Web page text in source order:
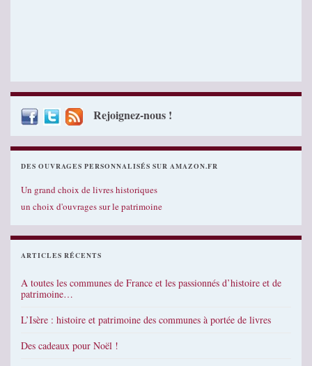
Rejoignez-nous !
DES OUVRAGES PERSONNALISÉS SUR AMAZON.FR
Un grand choix de livres historiques
un choix d'ouvrages sur le patrimoine
ARTICLES RÉCENTS
A toutes les communes de France et les passionnés d’histoire et de
patrimoine…
L’Isère : histoire et patrimoine des communes à portée de livres
Des cadeaux pour Noël !